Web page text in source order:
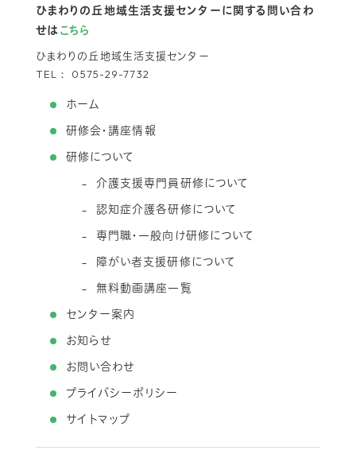
ひまわりの丘地域生活支援センターに関する問い合わ
せは こちら
ひまわりの丘地域生活支援センター
TEL： 0575-29-7732
ホーム
研修会・講座情報
研修について
介護支援専門員研修について
認知症介護各研修について
専門職・一般向け研修について
障がい者支援研修について
無料動画講座一覧
センター案内
お知らせ
お問い合わせ
プライバシーポリシー
サイトマップ